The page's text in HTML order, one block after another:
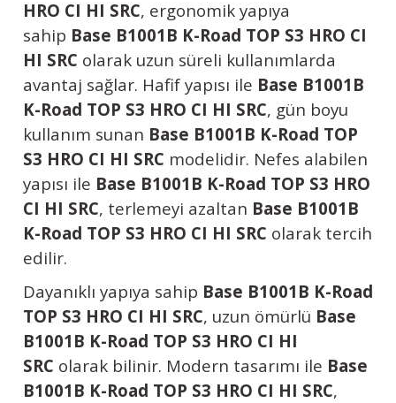
HRO CI HI SRC, ergonomik yapıya
sahip Base B1001B K-Road TOP S3 HRO CI
HI SRC olarak uzun süreli kullanımlarda
avantaj sağlar. Hafif yapısı ile Base B1001B
K-Road TOP S3 HRO CI HI SRC, gün boyu
kullanım sunan Base B1001B K-Road TOP
S3 HRO CI HI SRC modelidir. Nefes alabilen
yapısı ile Base B1001B K-Road TOP S3 HRO
CI HI SRC, terlemeyi azaltan Base B1001B
K-Road TOP S3 HRO CI HI SRC olarak tercih
edilir.
Dayanıklı yapıya sahip Base B1001B K-Road
TOP S3 HRO CI HI SRC, uzun ömürlü Base
B1001B K-Road TOP S3 HRO CI HI
SRC olarak bilinir. Modern tasarımı ile Base
B1001B K-Road TOP S3 HRO CI HI SRC,